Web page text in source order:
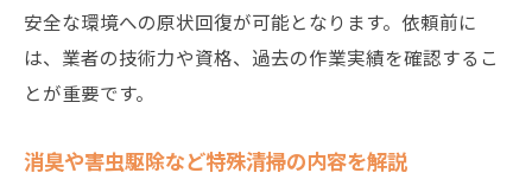
安全な環境への原状回復が可能となります。依頼前に
は、業者の技術力や資格、過去の作業実績を確認するこ
とが重要です。
消臭や害虫駆除など特殊清掃の内容を解説